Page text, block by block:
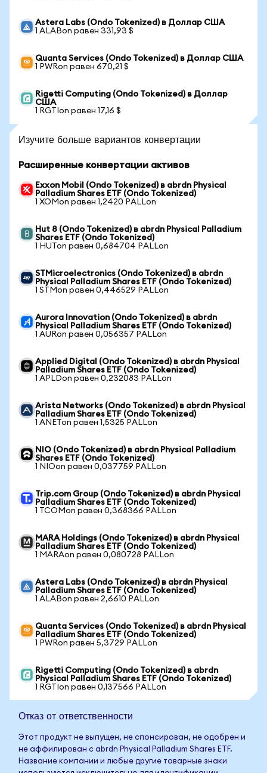
Astera Labs (Ondo Tokenized) в Доллар США
1 ALABon равен 331,93 $
Quanta Services (Ondo Tokenized) в Доллар США
1 PWRon равен 670,21 $
Rigetti Computing (Ondo Tokenized) в Доллар
США
1 RGTIon равен 17,16 $
Изучите больше вариантов конвертации
Расширенные конвертации активов
Exxon Mobil (Ondo Tokenized) в abrdn Physical
Palladium Shares ETF (Ondo Tokenized)
1 XOMon равен 1,2420 PALLon
Hut 8 (Ondo Tokenized) в abrdn Physical Palladium
Shares ETF (Ondo Tokenized)
1 HUTon равен 0,684704 PALLon
STMicroelectronics (Ondo Tokenized) в abrdn
Physical Palladium Shares ETF (Ondo Tokenized)
1 STMon равен 0,446529 PALLon
Aurora Innovation (Ondo Tokenized) в abrdn
Physical Palladium Shares ETF (Ondo Tokenized)
1 AURon равен 0,056357 PALLon
Applied Digital (Ondo Tokenized) в abrdn Physical
Palladium Shares ETF (Ondo Tokenized)
1 APLDon равен 0,232083 PALLon
Arista Networks (Ondo Tokenized) в abrdn Physical
Palladium Shares ETF (Ondo Tokenized)
1 ANETon равен 1,5325 PALLon
NIO (Ondo Tokenized) в abrdn Physical Palladium
Shares ETF (Ondo Tokenized)
1 NIOon равен 0,037759 PALLon
Trip.com Group (Ondo Tokenized) в abrdn Physical
Palladium Shares ETF (Ondo Tokenized)
1 TCOMon равен 0,368366 PALLon
MARA Holdings (Ondo Tokenized) в abrdn Physical
Palladium Shares ETF (Ondo Tokenized)
1 MARAon равен 0,080728 PALLon
Astera Labs (Ondo Tokenized) в abrdn Physical
Palladium Shares ETF (Ondo Tokenized)
1 ALABon равен 2,6610 PALLon
Quanta Services (Ondo Tokenized) в abrdn Physical
Palladium Shares ETF (Ondo Tokenized)
1 PWRon равен 5,3729 PALLon
Rigetti Computing (Ondo Tokenized) в abrdn
Physical Palladium Shares ETF (Ondo Tokenized)
1 RGTIon равен 0,137566 PALLon
Отказ от ответственности
Этот продукт не выпущен, не спонсирован, не одобрен и
не аффилирован с abrdn Physical Palladium Shares ETF.
Название компании и любые другие товарные знаки